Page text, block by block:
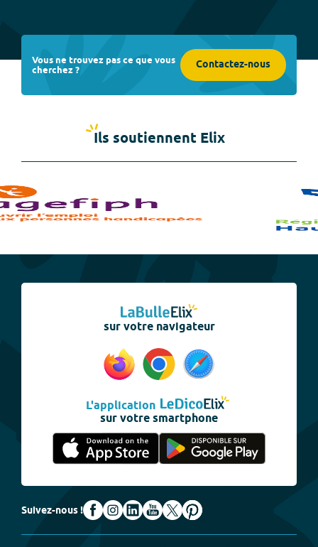
Vous ne trouvez pas ce que vous
cherchez ? Contactez-nous
Ils soutiennent Elix
sur votre navigateur
L'application
sur votre smartphone
Suivez-nous !